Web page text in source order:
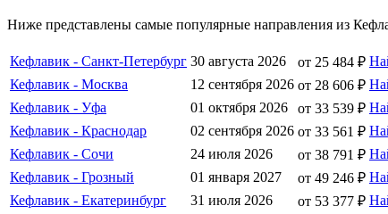
Ниже представлены самые популярные направления из
Кефлавик - Санкт-Петербург 30 августа 2026 от 25 484 ₽
Кефлавик - Москва
12 сентября 2026 от 28 606 ₽
Кефлавик - Уфа
01 октября 2026 от 33 539 ₽
Кефлавик - Краснодар
02 сентября 2026 от 33 561 ₽
Кефлавик - Сочи
24 июля 2026 от 38 791 ₽
Кефлавик - Грозный
01 января 2027 от 49 246 ₽
Кефлавик - Екатеринбург
31 июля 2026 от 53 377 ₽